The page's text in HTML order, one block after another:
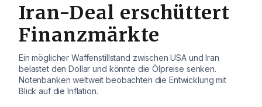
Iran-Deal erschüttert
Finanzmärkte
Ein möglicher Waffenstillstand zwischen USA und Iran
belastet den Dollar und könnte die Ölpreise senken.
Notenbanken weltweit beobachten die Entwicklung mit
Blick auf die Inflation.